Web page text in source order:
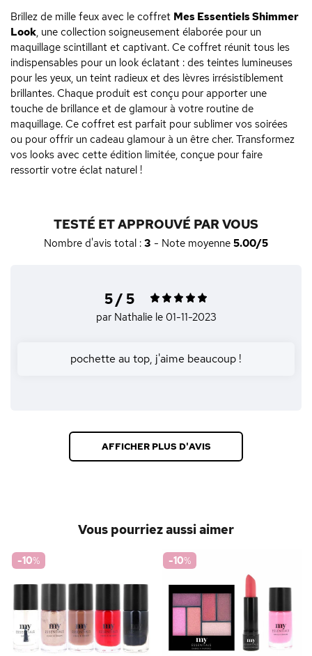
Brillez de mille feux avec le coffret Mes Essentiels Shimmer
Look, une collection soigneusement élaborée pour un
maquillage scintillant et captivant. Ce coffret réunit tous les
indispensables pour un look éclatant : des teintes lumineuses
pour les yeux, un teint radieux et des lèvres irrésistiblement
brillantes. Chaque produit est conçu pour apporter une
touche de brillance et de glamour à votre routine de
maquillage. Ce coffret est parfait pour sublimer vos soirées
ou pour offrir un cadeau glamour à un être cher. Transformez
vos looks avec cette édition limitée, conçue pour faire
ressortir votre éclat naturel !
TESTÉ ET APPROUVÉ PAR VOUS
Nombre d'avis total : 3 - Note moyenne 5.00/5
5 / 5
par Nathalie le 01-11-2023
pochette au top, j'aime beaucoup !
AFFICHER PLUS D'AVIS
Vous pourriez aussi aimer
-10% -10%